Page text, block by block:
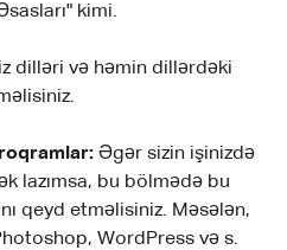
kimi.
dilləri və həmin dillərdəki
Əgər sizin işinizdə
lazımsa, bu bölmədə bu
qeyd etməlisiniz. Məsələn,
WordPress və s.